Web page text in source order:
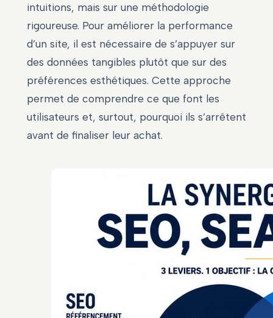
intuitions, mais sur une méthodologie
rigoureuse. Pour améliorer la performance
d’un site, il est nécessaire de s’appuyer sur
des données tangibles plutôt que sur des
préférences esthétiques. Cette approche
permet de comprendre ce que font les
utilisateurs et, surtout, pourquoi ils s’arrêtent
avant de finaliser leur achat.